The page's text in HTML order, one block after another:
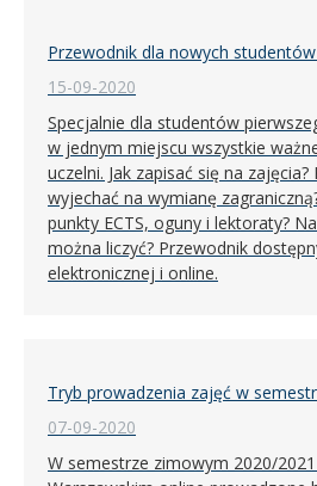
Przewodnik dla nowych
15-09-2020
Specjalnie dla studentów
w jednym miejscu wszystkie
uczelni. Jak zapisać się na
wyjechać na wymianę
punkty ECTS, oguny i lektoraty?
można liczyć? Przewodnik
elektronicznej i online.
Tryb prowadzenia zajęć w
07-09-2020
W semestrze zimowym 2020/